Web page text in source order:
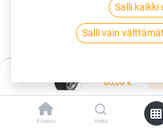
86,00€
Etusivu Haku
165/70R14 85T
ECO2 K425 XL
Tällä tuotteella ei ole kelvollista
Salli kaikki
Salli vain